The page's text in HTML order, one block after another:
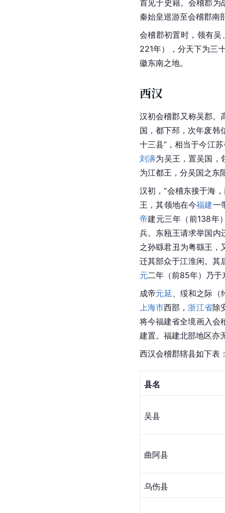
首见于史籍。会稽郡为
秦始皇巡游至会稽郡南
会稽郡初置时，领有
221年），分天下为三
徽东南之地。
西汉
汉初会稽郡又称吴郡。
国 ，都下邳 ，次年废韩
十三县”，相当于今江
刘濞为吴王，置吴国
为江都王 ，分吴国之东
汉初，“会稽东接于海
王，其领地在今福建一
帝建元三年（前138年
兵。东瓯王请求举国内
之孙繇君丑为粤繇王，
迁其部众于江淮闲。其
元二年（前85年）乃于
成帝元延、绥和之际（
上海市西部，浙江省除
将今福建省全境画入会
建置。福建北部地区亦
西汉会稽郡辖县如下表
县名
吴县
曲阿县
乌伤县